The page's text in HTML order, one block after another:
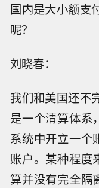
国内是大小额支
呢？
刘晓春：
我们和美国还不
是一个清算体系
系统中开立一个
账户。某种程度
算并没有完全隔